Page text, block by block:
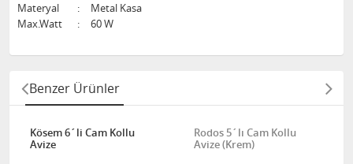
Materyal
:
Metal Kasa
Max.Watt
: 60 W
Benzer Ürünler
Kösem 6´li Cam Kollu
Avize
Rodos 5´lı Cam Kollu
Avize (Krem)